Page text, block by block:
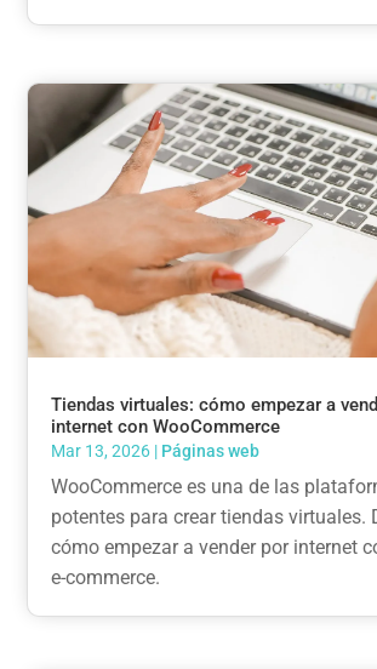
Tiendas virtuales: cómo empezar a
internet con WooCommerce
Mar 13, 2026 | Páginas web
WooCommerce es una de las
potentes para crear tiendas virtuales.
cómo empezar a vender por internet
e-commerce.